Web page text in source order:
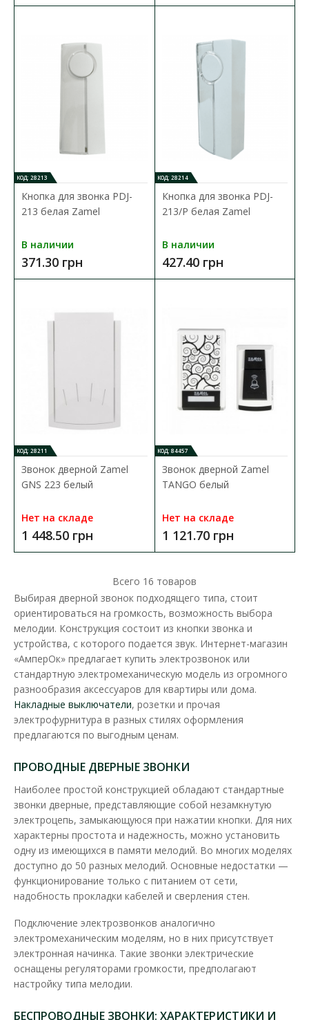
Звонок дверной Zamel GNS 208 белый
Широкий ассортимент проводных и беспроводных звонков и
В КОРЗИНУ
В сравнения
Доступность: В наличии
Широкий ассортимент проводных и беспроводных звонков и
электронных записывающих устройств Zamel, дае..
831.60 грн
В КОРЗИНУ
В сравнения
В закладки
КОД: 28213
Кнопка для звонка PDJ-
213 белая Zamel
В наличии
371.30 грн
КОД: 28214
Кнопка для звонка PDJ-
213/P белая Zamel
В наличии
427.40 грн
КОД: 28211
Звонок дверной Zamel
GNS 223 белый
Нет на складе
1 448.50 грн
КОД: 84457
Звонок дверной Zamel
TANGO белый
Нет на складе
1 121.70 грн
Всего 16 товаров
Выбирая дверной звонок подходящего типа, стоит
ориентироваться на громкость, возможность выбора
мелодии. Конструкция состоит из кнопки звонка и
устройства, с которого подается звук. Интернет-магазин
«АмперОк» предлагает купить электрозвонок или
стандартную электромеханическую модель из огромного
разнообразия аксессуаров для квартиры или дома.
Накладные выключатели, розетки и прочая
электрофурнитура в разных стилях оформления
предлагаются по выгодным ценам.
ПРОВОДНЫЕ ДВЕРНЫЕ ЗВОНКИ
Наиболее простой конструкцией обладают стандартные
звонки дверные, представляющие собой незамкнутую
электроцепь, замыкающуюся при нажатии кнопки. Для них
характерны простота и надежность, можно установить
одну из имеющихся в памяти мелодий. Во многих моделях
доступно до 50 разных мелодий. Основные недостатки —
функционирование только с питанием от сети,
надобность прокладки кабелей и сверления стен.
Подключение электрозвонков аналогично
электромеханическим моделям, но в них присутствует
электронная начинка. Такие звонки электрические
оснащены регуляторами громкости, предполагают
настройку типа мелодии.
БЕСПРОВОДНЫЕ ЗВОНКИ: ХАРАКТЕРИСТИКИ И